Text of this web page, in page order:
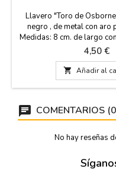
Llavero "Toro de
negro , de metal con aro
Medidas: 8 cm. de largo
ancho.
Precio
4,50 €
 Añadir al
COMENTARIOS
No hay reseñas